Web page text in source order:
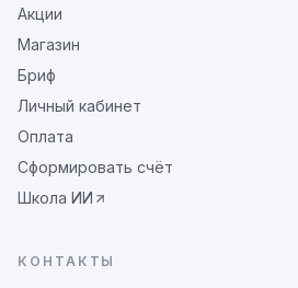
Акции
Магазин
Бриф
Личный кабинет
Оплата
Сформировать счёт
Школа ИИ
КОНТАКТЫ